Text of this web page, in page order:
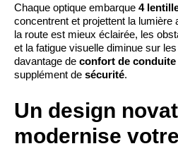
Chaque optique embarque 4
concentrent et projettent la lumière
la route est mieux éclairée, les
et la fatigue visuelle diminue sur
davantage de confort de conduite
supplément de sécurité.
Un design
modernise